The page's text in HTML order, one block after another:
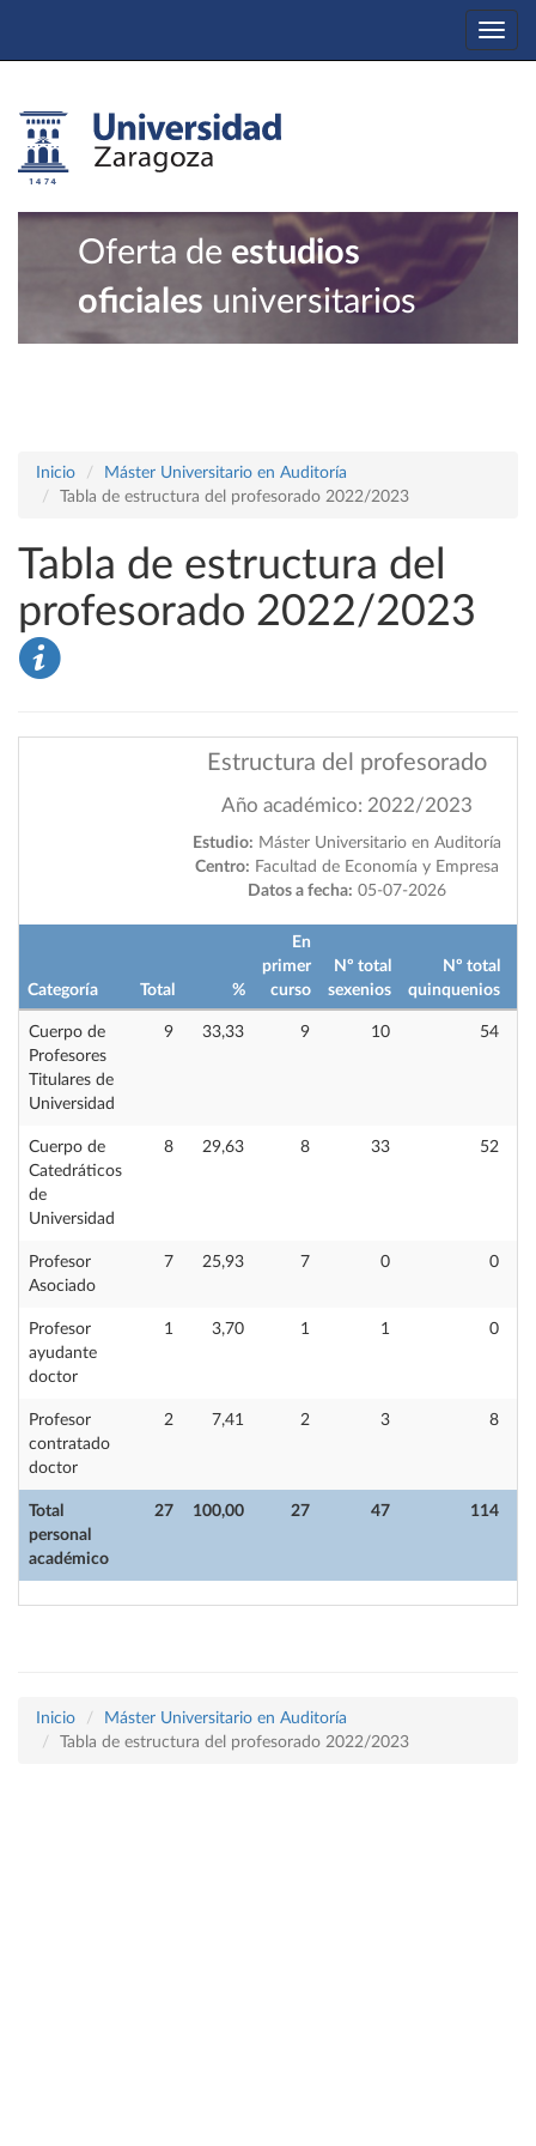
Oferta de estudios
oficiales universitarios
Inicio
Máster Universitario en Auditoría
Tabla de estructura del profesorado 2022/2023
Tabla de estructura del
profesorado 2022/2023
Estructura del profesorado
Año académico: 2022/2023
Estudio: Máster Universitario en Auditoría
Centro: Facultad de Economía y Empresa
Datos a fecha: 05-07-2026
Categoría Total %
En
primer
curso
Nº total
sexenios
Nº total
quinquenios
Total
personal
académico
27 100,00 27 47 114
Cuerpo de
Profesores
Titulares de
Universidad
9 33,33 9 10 54
Cuerpo de
Catedráticos
de
Universidad
8 29,63 8 33 52
Profesor
Asociado
7 25,93 7 0 0
Profesor
ayudante
doctor
1 3,70 1 1 0
Profesor
contratado
doctor
2 7,41 2 3 8
Inicio
Máster Universitario en Auditoría
Tabla de estructura del profesorado 2022/2023